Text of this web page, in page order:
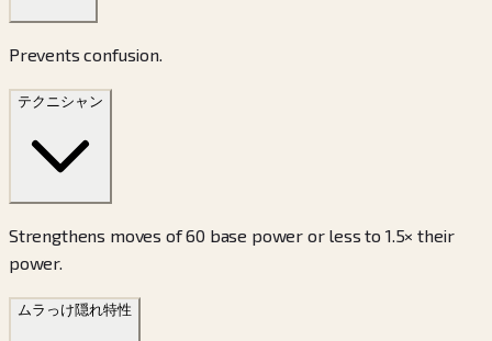
Prevents confusion.
テクニシャン
Strengthens moves of 60 base power or less to 1.5× their
power.
ムラっけ隠れ特性